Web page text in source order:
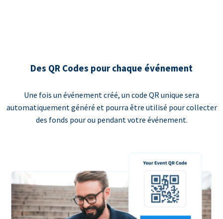
Des QR Codes pour chaque événement
Une fois un événement créé, un code QR unique sera
automatiquement généré et pourra être utilisé pour collecter
des fonds pour ou pendant votre événement.